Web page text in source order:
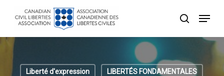
content
recherche
Menu
Liberté d'expression LIBERTÉS FONDAMENTALES
Menu